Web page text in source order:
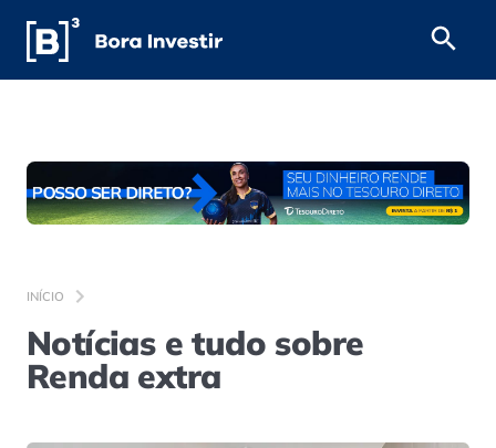
INÍCIO
Notícias e tudo sobre
Renda extra